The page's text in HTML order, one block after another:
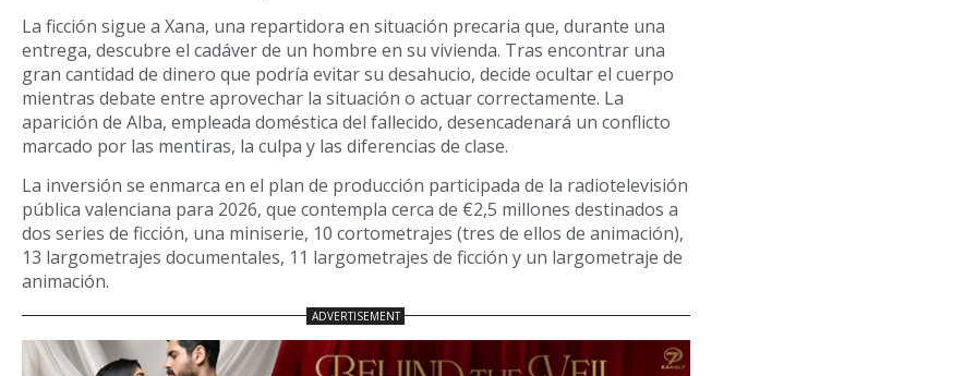
La ficción sigue a Xana, una repartidora en situación precaria que, durante una
entrega, descubre el cadáver de un hombre en su vivienda. Tras encontrar una
gran cantidad de dinero que podría evitar su desahucio, decide ocultar el cuerpo
mientras debate entre aprovechar la situación o actuar correctamente. La
aparición de Alba, empleada doméstica del fallecido, desencadenará un conflicto
marcado por las mentiras, la culpa y las diferencias de clase.
La inversión se enmarca en el plan de producción participada de la radiotelevisión
pública valenciana para 2026, que contempla cerca de €2,5 millones destinados a
dos series de ficción, una miniserie, 10 cortometrajes (tres de ellos de animación),
13 largometrajes documentales, 11 largometrajes de ficción y un largometraje de
animación.